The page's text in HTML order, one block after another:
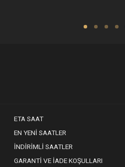
ETA SAAT
EN YENI SAATLER
İNDIRIMLI SAATLER
GARANTI VE İADE KOŞULLARI